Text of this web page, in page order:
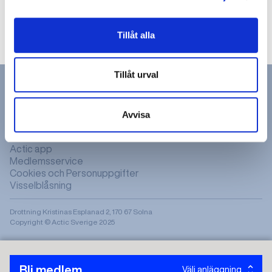
Tillåt alla
Tillåt urval
Avvisa
Välj anläggning
Boka pass
Actic app
Medlemsservice
Cookies och Personuppgifter
Visselblåsning
Drottning Kristinas Esplanad 2, 170 67 Solna
Copyright © Actic Sverige 2025